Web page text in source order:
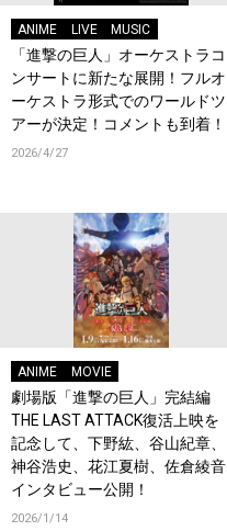
ANIME LIVE MUSIC
「進撃の巨人」オーケストラコ
ンサートに新たな展開！フルオ
ーケストラ形式でのワールドツ
アーが決定！コメントも到着！
2026/4/27
ANIME MOVIE
劇場版「進撃の巨人」完結編
THE LAST ATTACK復活上映を
記念して、下野紘、谷山紀章、
神谷浩史、花江夏樹、佐倉綾音
インタビュー公開！
2026/1/14